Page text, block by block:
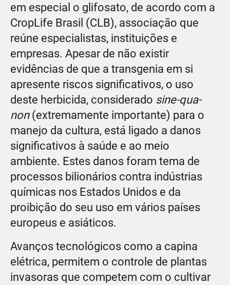
em especial o glifosato, de acordo com a
CropLife Brasil (CLB), associação que
reúne especialistas, instituições e
empresas. Apesar de não existir
evidências de que a transgenia em si
apresente riscos significativos, o uso
deste herbicida, considerado sine-qua-
non(extremamente importante) para o
manejo da cultura, está ligado a danos
significativos à saúde e ao meio
ambiente. Estes danos foram tema de
processos bilionários contra indústrias
químicas nos Estados Unidos e da
proibição do seu uso em vários países
europeus e asiáticos.
Avanços tecnológicos como a capina
elétrica, permitem o controle de plantas
invasoras que competem com o cultivar